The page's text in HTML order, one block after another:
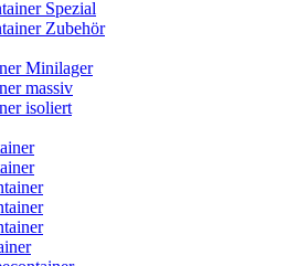
Spezial
Zubehör
Minilager
massiv
isoliert